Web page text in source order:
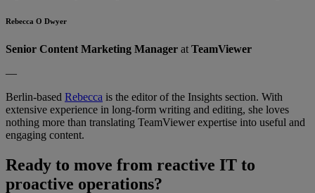
Rebecca O Dwyer
Senior Content Marketing Manager atTeamViewer
—
Berlin-based Rebecca is the editor of the Insights section. With
extensive experience in long-form writing and editing, she loves
nothing more than translating TeamViewer expertise into useful and
engaging content.
Ready to move from reactive IT to
proactive operations?